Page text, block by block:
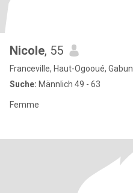
Nicole, 55
Franceville, Haut-Ogooué, Gabun
Suche: Männlich 49 - 63
Femme